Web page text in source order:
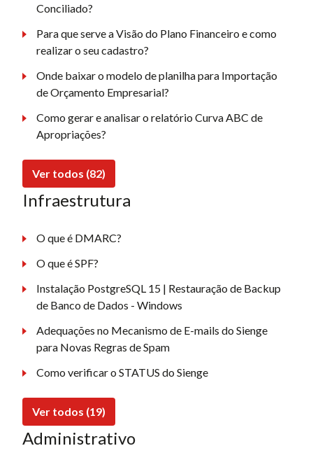
Conciliado?
Para que serve a Visão do Plano Financeiro e como
realizar o seu cadastro?
Onde baixar o modelo de planilha para Importação
de Orçamento Empresarial?
Como gerar e analisar o relatório Curva ABC de
Apropriações?
Ver todos (82)
Infraestrutura
O que é DMARC?
O que é SPF?
Instalação PostgreSQL 15 | Restauração de Backup
de Banco de Dados - Windows
Adequações no Mecanismo de E-mails do Sienge
para Novas Regras de Spam
Como verificar o STATUS do Sienge
Ver todos (19)
Administrativo